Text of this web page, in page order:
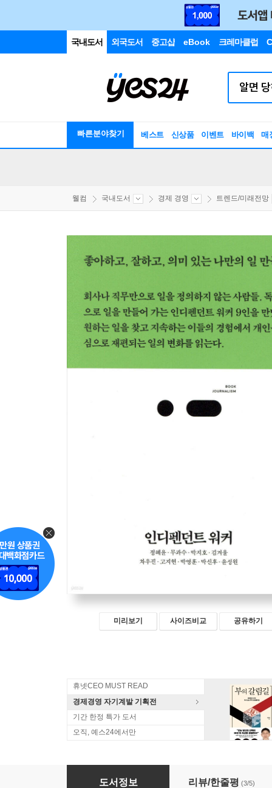
국내도서 외국도서 중고샵 eBook 크레마클럽
빠른분야찾기 베스트 신상품 이벤트 바이백 매
웰컴 국내도서 경제 경영 트렌드/미래전망
미리보기 사이즈비교 공유하기
휴넷CEO MUST READ
경제경영 자기계발 기획전
기간 한정 특가 도서
오직, 예스24에서만
인디펜던트 워커
도서정보 리뷰/한줄평 (3/5)